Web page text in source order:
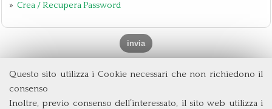
Questo sito utilizza i Cookie necessari che non richiedono il
consenso
Inoltre, previo consenso dell’interessato, il sito web utilizza i
» Crea / Recupera Password
Università degli Studi di Roma Tor Vergata